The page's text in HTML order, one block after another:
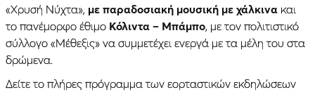
«Χρυσή Νύχτα», με παραδοσιακή μουσική με χάλκινα και
το πανέμορφο έθιμο Κόλιντα – Μπάμπο, με τον πολιτιστικό
σύλλογο «Μέθεξις» να συμμετέχει ενεργά με τα μέλη του στα
δρώμενα.
Δείτε το πλήρες πρόγραμμα των εορταστικών εκδηλώσεων